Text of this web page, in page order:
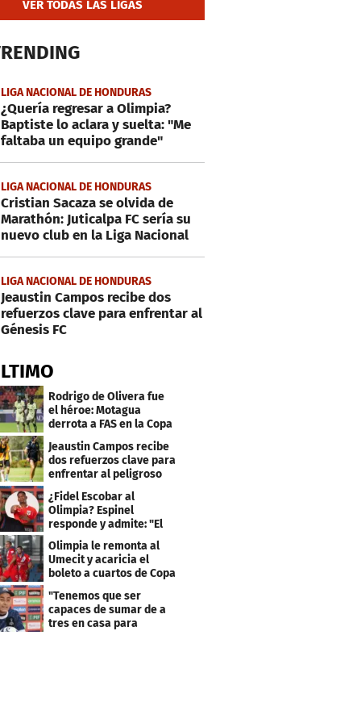
VER TODAS LAS LIGAS
LIGA NACIONAL DE HONDURAS
¿Quería regresar a Olimpia?
Baptiste lo aclara y suelta: "Me
faltaba un equipo grande"
LIGA NACIONAL DE HONDURAS
Cristian Sacaza se olvida de
Marathón: Juticalpa FC sería su
nuevo club en la Liga Nacional
LIGA NACIONAL DE HONDURAS
Jeaustin Campos recibe dos
refuerzos clave para enfrentar al
Génesis FC
Rodrigo de Olivera fue
el héroe: Motagua
derrota a FAS en la Copa
Centroamericana
Jeaustin Campos recibe
dos refuerzos clave para
enfrentar al peligroso
Génesis FC
¿Fidel Escobar al
Olimpia? Espinel
responde y admite: "El
resultado fue corto"
Olimpia le remonta al
Umecit y acaricia el
boleto a cuartos de Copa
"Tenemos que ser
capaces de sumar de a
tres en casa para